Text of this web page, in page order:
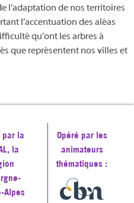
l’adaptation de nos territoires
l’accentuation des aléas
qu’ont les arbres à
que représentent nos villes et
par la
la
Alpes
Opéré par les
animateurs
thématiques :